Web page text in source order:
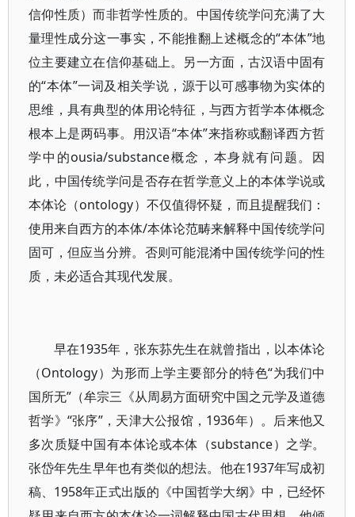
信仰性质）而非哲学性质的。中国传统学问充满了大
量理性成分这一事实，不能推翻上述概念的“本体”地
位主要建立在信仰基础上。另一方面，古汉语中固有
的“本体”一词及相关学说，源于以可感事物为实体的
思维，具有典型的体用论特征，与西方哲学本体概念
根本上是两码事。用汉语“本体”来指称或翻译西方哲
学中的ousia/substance概念，本身就有问题。因
此，中国传统学问是否存在哲学意义上的本体学说或
本体论（ontology）不仅值得怀疑，而且提醒我们：
使用来自西方的本体/本体论范畴来解释中国传统学问
固可，但应当分辨。否则可能混淆中国传统学问的性
质，未必适合其现代发展。
早在1935年，张东荪先生在就曾指出，以本体论
（Ontology）为形而上学主要部分的特色“为我们中
国所无”（牟宗三《从周易方面研究中国之元学及道德
哲学》“张序”，天津大公报馆，1936年）。后来他又
多次质疑中国有本体论或本体（substance）之学。
张岱年先生早年也有类似的想法。他在1937年写成初
稿、1958年正式出版的《中国哲学大纲》中，已经怀